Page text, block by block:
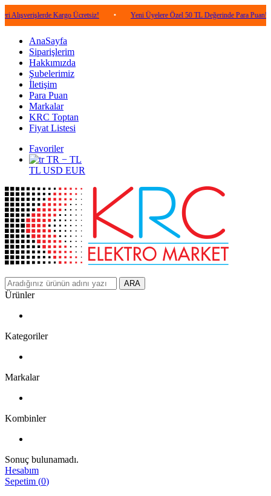
Kargo Ücretsiz! • Yeni Üyelere Özel 50 TL Değerinde Para Puan! •
AnaSayfa
Siparişlerim
Hakkımızda
Şubelerimiz
İletişim
Para Puan
Markalar
KRC Toptan
Fiyat Listesi
Favoriler
TR − TL
TL USD EUR
ARA
Ürünler
Kategoriler
Markalar
Kombinler
Sonuç bulunamadı.
Hesabım
Sepetim (0)